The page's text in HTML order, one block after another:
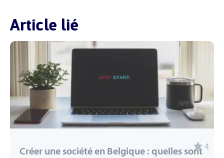
Article lié
4
Créer une société en Belgique : quelles sont